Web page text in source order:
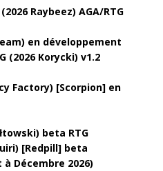
Raybeez) AGA/RTG
en développement
(2026 Korycki) v1.2
Factory) [Scorpion] en
beta RTG
[Redpill] beta
Décembre 2026)